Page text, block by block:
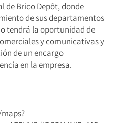
de Brico Depôt, donde
de sus departamentos
tendrá la oportunidad de
y comunicativas y
de un encargo
en la empresa.